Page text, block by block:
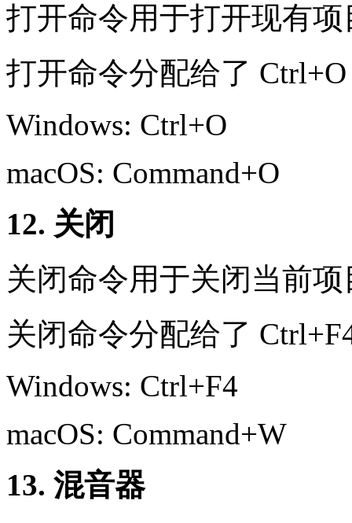
打开命令用于打开现有项
打开命令分配给了
Windows: Ctrl+O
macOS: Command+O
12. 关闭
关闭命令用于关闭当前项
关闭命令分配给了
Windows: Ctrl+F4
macOS: Command+W
13. 混音器